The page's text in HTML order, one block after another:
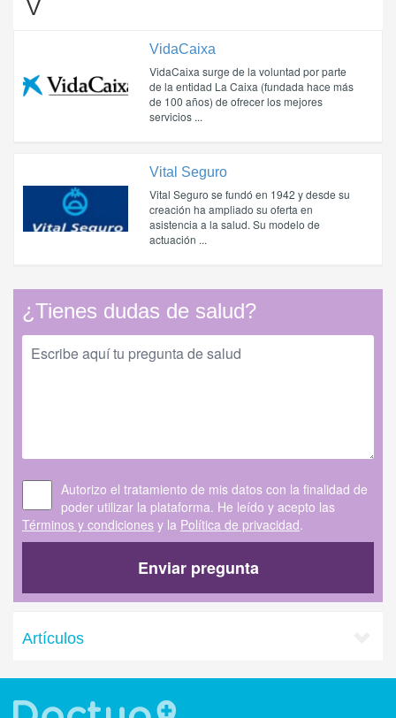
V
VidaCaixa
VidaCaixa surge de la voluntad por parte
de la entidad La Caixa (fundada hace más
de 100 años) de ofrecer los mejores
servicios ...
Vital Seguro
Vital Seguro se fundó en 1942 y desde su
creación ha ampliado su oferta en
asistencia a la salud. Su modelo de
actuación ...
¿Tienes dudas de salud?
Autorizo el tratamiento de mis datos con la finalidad de
poder utilizar la plataforma. He leído y acepto las
Términos y condiciones y la Política de privacidad.
Enviar pregunta
Artículos